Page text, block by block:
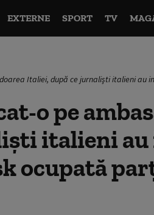
EXTERNE SPORT TV
Italiei, după ce jurnalişti italieni au
o pe
italieni
ocupată